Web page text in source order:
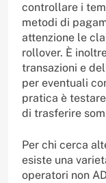
controllare i
metodi di
attenzione le
rollover. È
transazioni e
per eventuali
pratica è
di trasferire
Per chi cerca
esiste una
operatori non